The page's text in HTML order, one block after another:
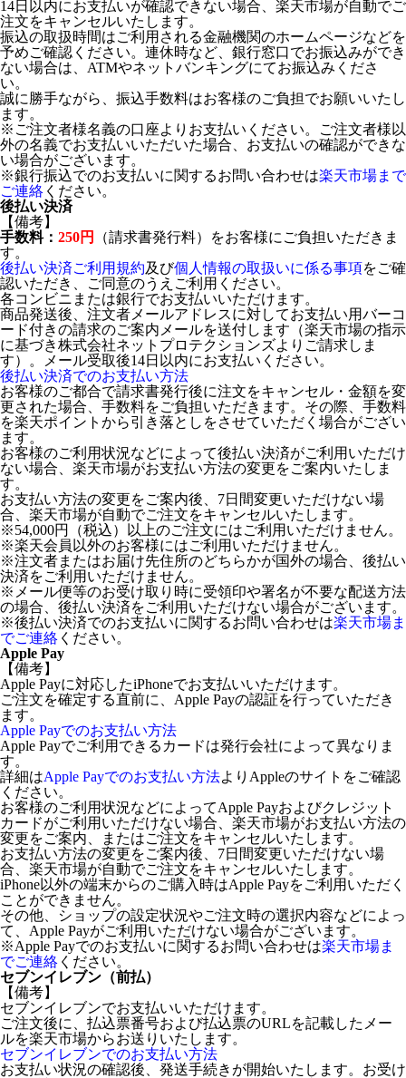
14日以内にお支払いが確認できない場合、楽天市場が自動でご
注文をキャンセルいたします。
振込の取扱時間はご利用される金融機関のホームページなどを
予めご確認ください。連休時など、銀行窓口でお振込みができ
ない場合は、ATMやネットバンキングにてお振込みくださ
い。
誠に勝手ながら、振込手数料はお客様のご負担でお願いいたし
ます。
※ご注文者様名義の口座よりお支払いください。ご注文者様以
外の名義でお支払いいただいた場合、お支払いの確認ができな
い場合がございます。
※銀行振込でのお支払いに関するお問い合わせは楽天市場まで
ご連絡 ください。
後払い決済
【備考】
手数料： 250円
（請求書発行料）をお客様にご負担いただきま
す。
後払い決済ご利用規約及び個人情報の取扱いに係る事項をご確
認いただき、ご同意のうえご利用ください。
各コンビニまたは銀行でお支払いいただけます。
商品発送後、注文者メールアドレスに対してお支払い用バーコ
ード付きの請求のご案内メールを送付します（楽天市場の指示
に基づき株式会社ネットプロテクションズよりご請求しま
す）。メール受取後14日以内にお支払いください。
後払い決済でのお支払い方法
お客様のご都合で請求書発行後に注文をキャンセル・金額を変
更された場合、手数料をご負担いただきます。その際、手数料
を楽天ポイントから引き落としをさせていただく場合がござい
ます。
お客様のご利用状況などによって後払い決済がご利用いただけ
ない場合、楽天市場がお支払い方法の変更をご案内いたしま
す。
お支払い方法の変更をご案内後、7日間変更いただけない場
合、楽天市場が自動でご注文をキャンセルいたします。
※54,000円（税込）以上のご注文にはご利用いただけません。
※楽天会員以外のお客様にはご利用いただけません。
※注文者またはお届け先住所のどちらかが国外の場合、後払い
決済をご利用いただけません。
※メール便等のお受け取り時に受領印や署名が不要な配送方法
の場合、後払い決済をご利用いただけない場合がございます。
※後払い決済でのお支払いに関するお問い合わせは楽天市場ま
でご連絡 ください。
Apple Pay
【備考】
Apple Payに対応したiPhoneでお支払いいただけます。
ご注文を確定する直前に、Apple Payの認証を行っていただき
ます。
Apple Payでのお支払い方法
Apple Payでご利用できるカードは発行会社によって異なりま
す。
詳細はApple Payでのお支払い方法よりAppleのサイトをご確認
ください。
お客様のご利用状況などによってApple Payおよびクレジット
カードがご利用いただけない場合、楽天市場がお支払い方法の
変更をご案内、またはご注文をキャンセルいたします。
お支払い方法の変更をご案内後、7日間変更いただけない場
合、楽天市場が自動でご注文をキャンセルいたします。
iPhone以外の端末からのご購入時はApple Payをご利用いただく
ことができません。
その他、ショップの設定状況やご注文時の選択内容などによっ
て、Apple Payがご利用いただけない場合がございます。
※Apple Payでのお支払いに関するお問い合わせは楽天市場ま
でご連絡 ください。
セブンイレブン（前払）
【備考】
セブンイレブンでお支払いいただけます。
ご注文後に、払込票番号および払込票のURLを記載したメー
ルを楽天市場からお送りいたします。
セブンイレブンでのお支払い方法
お支払い状況の確認後、発送手続きが開始いたします。お受け